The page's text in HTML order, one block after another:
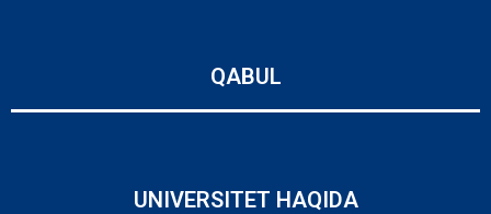
QABUL
UNIVERSITET HAQIDA